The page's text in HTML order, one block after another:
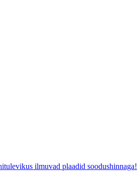
ilmuvad plaadid soodushinnaga!